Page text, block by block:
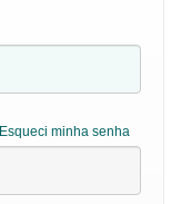
Esqueci minha senha